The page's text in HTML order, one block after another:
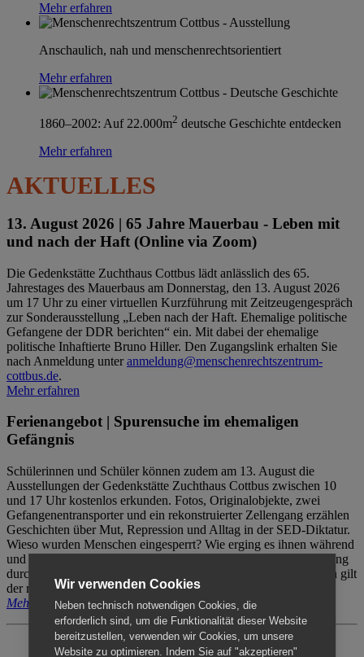
Mehr erfahren
Anschaulich, nah und menschenrechtsorientiert
Mehr erfahren
1860–2002: Auf 22.000m2 deutsche Geschichte entdecken
Mehr erfahren
AKTUELLES
13. August 2026 | 65 Jahre Mauerbau - Leben mit
und nach der Haft (Online via Zoom)
Die Gedenkstätte Zuchthaus Cottbus lädt anlässlich des 65.
Jahrestages des Mauerbaus am Donnerstag, den 13. August 2026
um 17 Uhr zu einer virtuellen Kurzführung mit Zeitzeugengespräch
zur Sonderausstellung „Leben nach der Haft. Ehemalige politische
Gefangene der DDR berichten“ ein. Mit dabei der ehemalige
politische Inhaftierte Bruno Hiller. Den Zugangslink erhalten Sie
nach Anmeldung unteranmeldung@menschenrechtszentrum-
cottbus.de.
Mehr erfahren
Ferienangebot | Spurensuche im ehemaligen
Gefängnis
Schülerinnen und Schüler können zudem am 13. August die
Ausstellungen der Gedenkstätte Zuchthaus Cottbus zwischen 10
und 17 Uhr kostenlos erkunden. Fotos, Originalobjekte, zwei
Gefangenentransporter und ein rekonstruierter Zellengang erzählen
Geschichten über Mut, Repression und Alltag in der SED-Diktatur.
Wieso wurden Menschen eingesperrt? Wie erging es ihnen während
und nach der Haft? Der Besuch erfolgt individuell ohne Betreuung
durch das Menschenrechtszentrum Cottbus. Für Begleitpersonen gilt
der reguläre Eintritt (8€ / ermäßigt 5€).
Mehr erfahren
Wir verwenden Cookies
Neben technisch notwendigen Cookies, die
erforderlich sind, um die Funktionalität dieser Website
bereitzustellen, verwenden wir Cookies, um unsere
Website zu optimieren. Indem Sie auf "akzeptieren"